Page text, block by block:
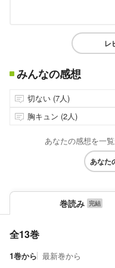
レ
みんなの感想
切ない (7人)
胸キュン (2人)
あなたの感想を一
あなた
巻読み
全13巻
1巻から 最新巻から